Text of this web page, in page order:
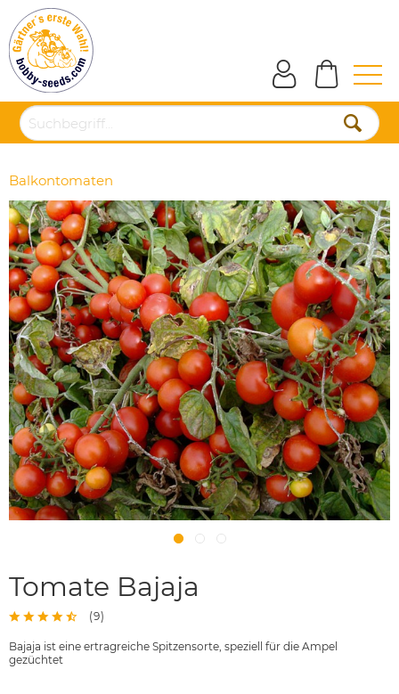
Balkontomaten
Tomate Bajaja
(9)
Bajaja ist eine ertragreiche Spitzensorte, speziell für die Ampel
gezüchtet